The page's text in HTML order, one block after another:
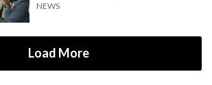
NEWS
Load More